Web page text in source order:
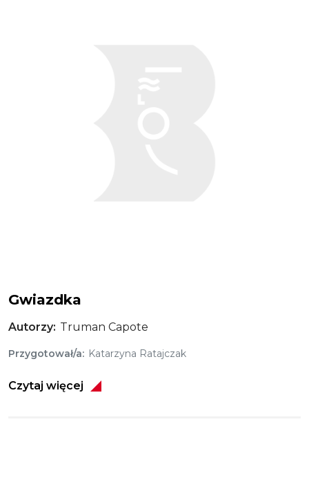
Gwiazdka
Autorzy Truman Capote
Przygotował/a Katarzyna Ratajczak
Czytaj więcej